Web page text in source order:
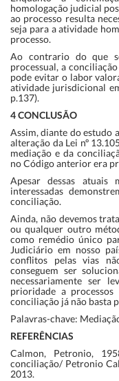
homologação judicial
ao processo resulta
seja para a atividade
processo.
Ao contrario do que
processual, a
pode evitar o labor
atividade jurisdicional
p.137).
4 CONCLUSÃO
Assim, diante do estudo
alteração da Lei nº
mediação e da
no Código anterior era
Apesar dessas atuais
interessadas
conciliação.
Ainda, não devemos
ou qualquer outro
como remédio único
Judiciário em nosso
conflitos pelas vias
conseguem ser
necessariamente ser
prioridade a
conciliação já não basta
Palavras-chave:
REFERÊNCIAS
Calmon, Petronio,
conciliação/ Petronio
2013.